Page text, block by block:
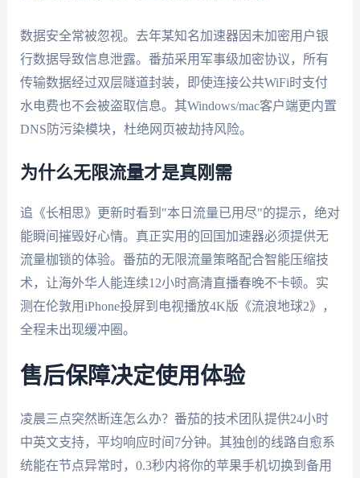
数据安全常被忽视。去年某知名加速器因未加密用户银
行数据导致信息泄露。番茄采用军事级加密协议，所有
传输数据经过双层隧道封装，即使连接公共WiFi时支付
水电费也不会被盗取信息。其Windows/mac客户端更内置
DNS防污染模块，杜绝网页被劫持风险。
为什么无限流量才是真刚需
追《长相思》更新时看到"本日流量已用尽"的提示，绝对
能瞬间摧毁好心情。真正实用的回国加速器必须提供无
流量枷锁的体验。番茄的无限流量策略配合智能压缩技
术，让海外华人能连续12小时高清直播春晚不卡顿。实
测在伦敦用iPhone投屏到电视播放4K版《流浪地球2》，
全程未出现缓冲圈。
售后保障决定使用体验
凌晨三点突然断连怎么办？番茄的技术团队提供24小时
中英文支持，平均响应时间7分钟。其独创的线路自愈系
统能在节点异常时，0.3秒内将你的苹果手机切换到备用